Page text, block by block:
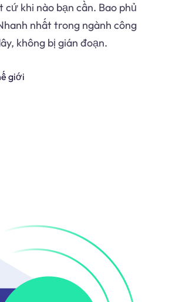
khi nào bạn cần. Bao phủ
nhất trong ngành công
không bị gián đoạn.
giới